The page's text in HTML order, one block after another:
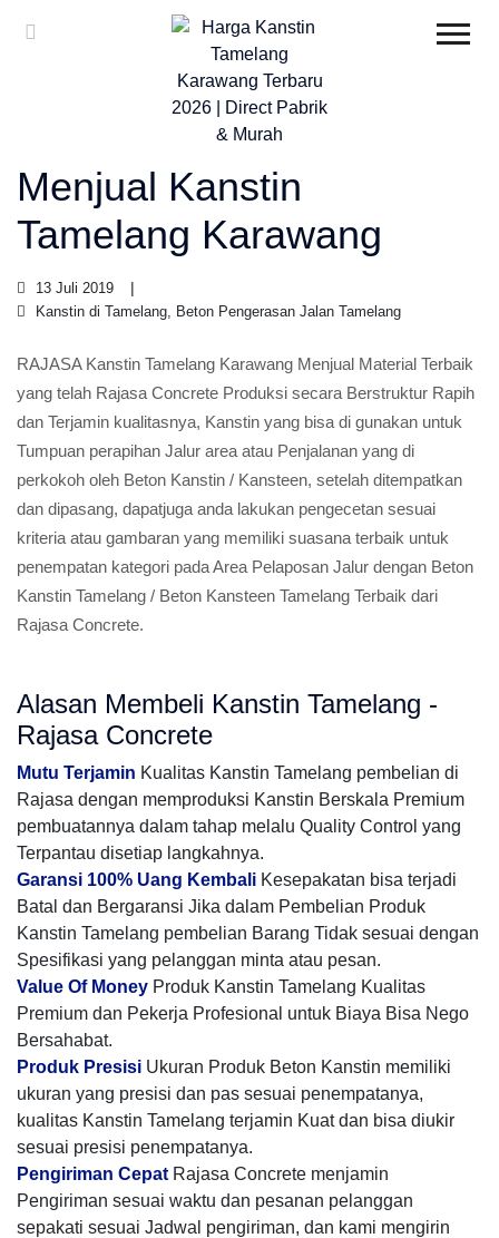
Menjual Kanstin
Tamelang Karawang
13 Juli 2019
Kanstin di Tamelang, Beton Pengerasan Jalan Tamelang
RAJASA Kanstin Tamelang Karawang Menjual Material Terbaik
yang telah Rajasa Concrete Produksi secara Berstruktur Rapih
dan Terjamin kualitasnya, Kanstin yang bisa di gunakan untuk
Tumpuan perapihan Jalur area atau Penjalanan yang di
perkokoh oleh Beton Kanstin / Kansteen, setelah ditempatkan
dan dipasang, dapatjuga anda lakukan pengecetan sesuai
kriteria atau gambaran yang memiliki suasana terbaik untuk
penempatan kategori pada Area Pelaposan Jalur dengan Beton
Kanstin Tamelang / Beton Kansteen Tamelang Terbaik dari
Rajasa Concrete.
Alasan Membeli Kanstin Tamelang -
Rajasa Concrete
Mutu Terjamin Kualitas Kanstin Tamelang pembelian di
Rajasa dengan memproduksi Kanstin Berskala Premium
pembuatannya dalam tahap melalu Quality Control yang
Terpantau disetiap langkahnya.
Garansi 100% Uang Kembali Kesepakatan bisa terjadi
Batal dan Bergaransi Jika dalam Pembelian Produk
Kanstin Tamelang pembelian Barang Tidak sesuai dengan
Spesifikasi yang pelanggan minta atau pesan.
Value Of Money Produk Kanstin Tamelang Kualitas
Premium dan Pekerja Profesional untuk Biaya Bisa Nego
Bersahabat.
Produk Presisi Ukuran Produk Beton Kanstin memiliki
ukuran yang presisi dan pas sesuai penempatanya,
kualitas Kanstin Tamelang terjamin Kuat dan bisa diukir
sesuai presisi penempatanya.
Pengiriman Cepat Rajasa Concrete menjamin
Pengiriman sesuai waktu dan pesanan pelanggan
sepakati sesuai Jadwal pengiriman, dan kami mengirin